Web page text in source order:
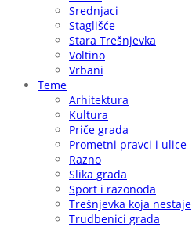
Srednjaci
Staglišće
Stara Trešnjevka
Voltino
Vrbani
Teme
Arhitektura
Kultura
Priče grada
Prometni pravci i ulice
Razno
Slika grada
Sport i razonoda
Trešnjevka koja nestaje
Trudbenici grada